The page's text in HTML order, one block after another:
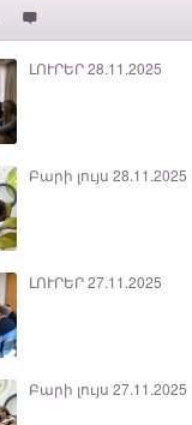
ԼՈՒՐԵՐ 28.11.2025
Բարի լույս 28.11.2025
ԼՈՒՐԵՐ 27.11.2025
Բարի լույս 27.11.2025